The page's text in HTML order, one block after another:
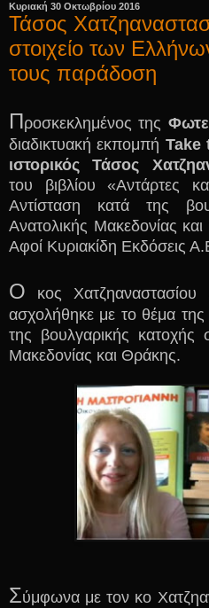
Κυριακή 30 Οκτωβρίου 2016
Τάσος
στοιχείο των
τους παράδοση
Προσκεκλημένος της
διαδικτυακή εκπομπή Take
ιστορικός Τάσος
του βιβλίου «Αντάρτες
Αντίσταση κατά της
Ανατολικής Μακεδονίας
Αφοί Κυριακίδη Εκδόσεις
Ο κος Χατζηαναστασίου
ασχολήθηκε με το θέμα της
της βουλγαρικής κατοχής
Μακεδονίας και Θράκης.
Σύμφωνα με τον κο